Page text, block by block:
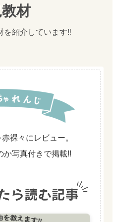
材
を紹介しています‼️
裸々にレビュー。
か写真付きで掲載!!